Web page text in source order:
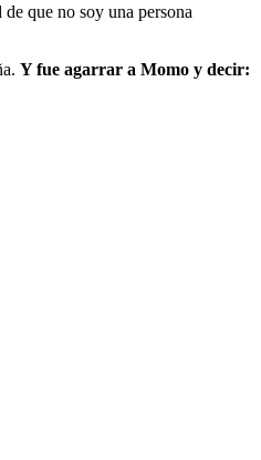
que no soy una persona
Y fue agarrar a Momo y decir: